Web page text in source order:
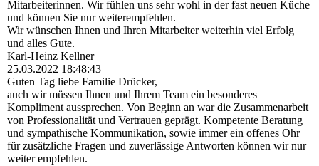
Mitarbeiterinnen. Wir fühlen uns sehr wohl in der fast neuen Küche
und können Sie nur weiterempfehlen.
Wir wünschen Ihnen und Ihren Mitarbeiter weiterhin viel Erfolg
und alles Gute.
Karl-Heinz Kellner
25.03.2022 18:48:43
Guten Tag liebe Familie Drücker,
auch wir müssen Ihnen und Ihrem Team ein besonderes
Kompliment aussprechen. Von Beginn an war die Zusammenarbeit
von Professionalität und Vertrauen geprägt. Kompetente Beratung
und sympathische Kommunikation, sowie immer ein offenes Ohr
für zusätzliche Fragen und zuverlässige Antworten können wir nur
weiter empfehlen.